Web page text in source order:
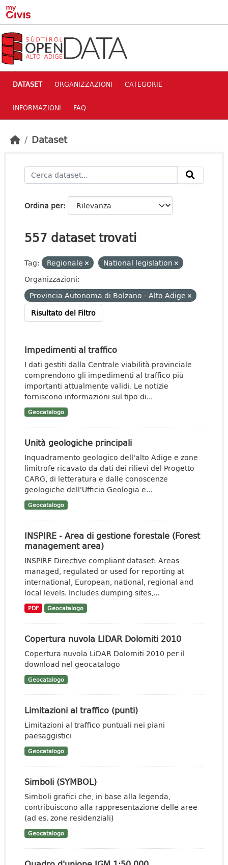
Skip to main content
DATASET ORGANIZZAZIONI CATEGORIE
INFORMAZIONI FAQ
Dataset
Ordina per
557 dataset trovati
Tag: Regionale
National legislation
Organizzazioni:
Provincia Autonoma di Bolzano - Alto Adige
Risultato del Filtro
Impedimenti al traffico
I dati gestiti dalla Centrale viabilità provinciale
comprendono gli impedimenti al traffico più
importanti attualmente validi. Le notizie
forniscono informazioni sul tipo di...
Geocatalogo
Unità geologiche principali
Inquadramento geologico dell'alto Adige e zone
limitrofe ricavato da dati dei rilievi del Progetto
CARG, di letteratura e dalle conoscenze
geologiche dell'Ufficio Geologia e...
Geocatalogo
INSPIRE - Area di gestione forestale (Forest
management area)
INSPIRE Directive compliant dataset: Areas
managed, regulated or used for reporting at
international, European, national, regional and
local levels. Includes dumping sites,...
PDF Geocatalogo
Copertura nuvola LIDAR Dolomiti 2010
Copertura nuvola LiDAR Dolomiti 2010 per il
download nel geocatalogo
Geocatalogo
Limitazioni al traffico (punti)
Limitazioni al traffico puntuali nei piani
paesaggistici
Geocatalogo
Simboli (SYMBOL)
Simboli grafici che, in base alla legenda,
contribuiscono alla rappresentazione delle aree
(ad es. zone residenziali)
Geocatalogo